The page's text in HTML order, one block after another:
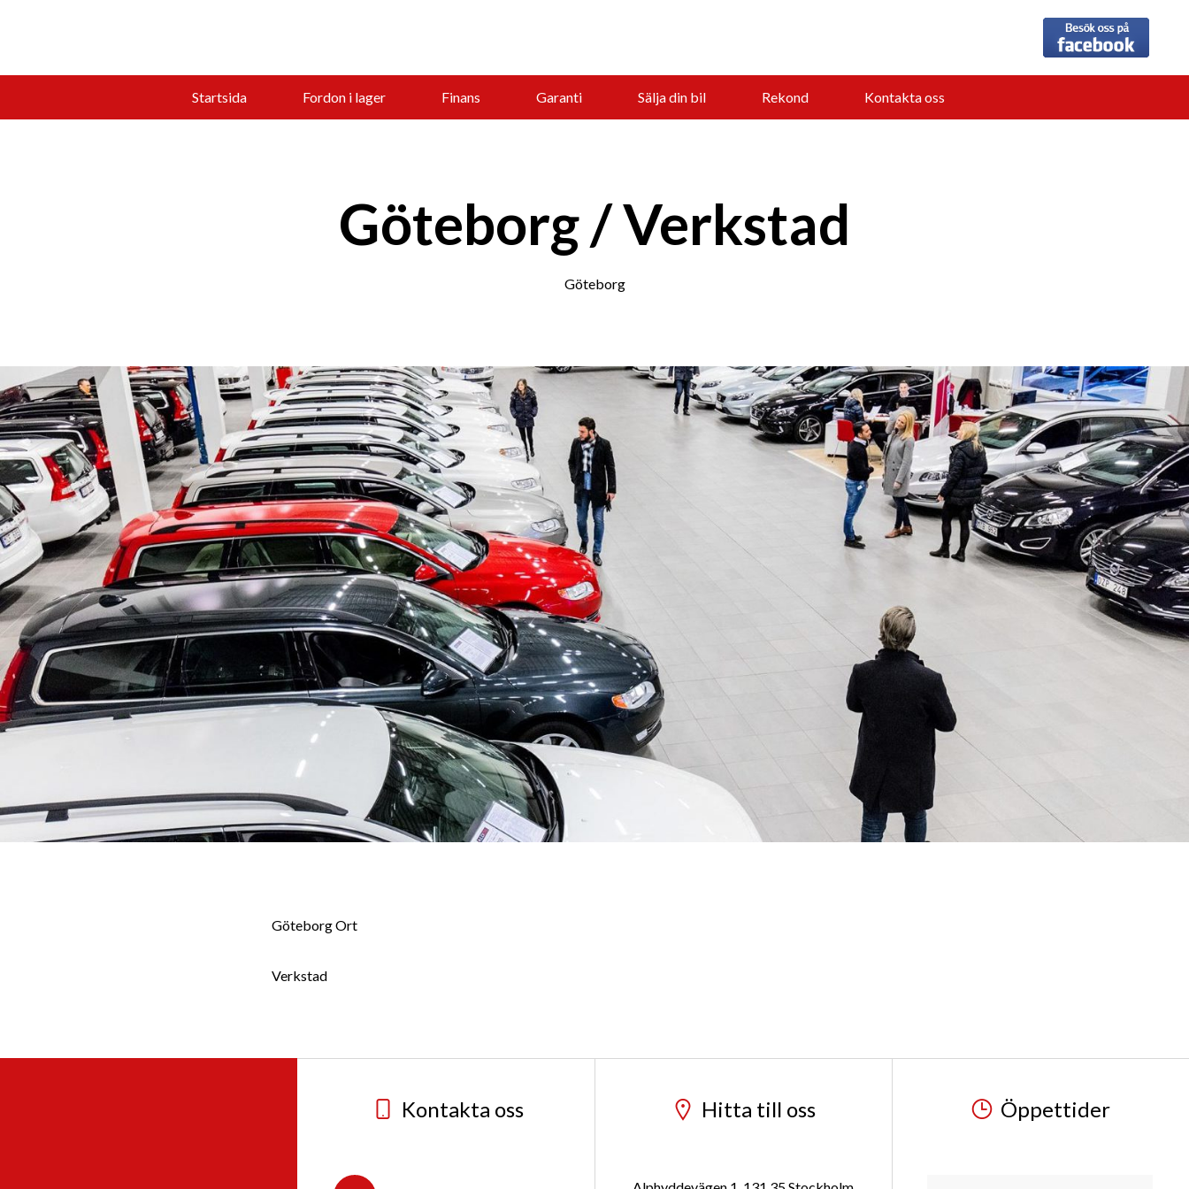
Startsida Fordon i lager Finans Garanti Sälja din bil Rekond Kontakta oss
Göteborg / Verkstad
Göteborg
Göteborg Ort
Verkstad
Kontakta oss Hitta till oss Öppettider